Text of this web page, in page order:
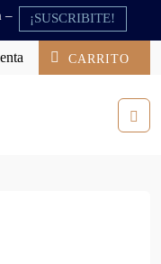
– ¡SUSCRIBITE!
CARRITO